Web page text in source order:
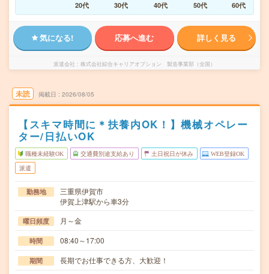
20代
30代 40代 50代 60代
気になる! 応募へ進む 詳しく見る
派遣会社 株式会社綜合キャリアオプション 製造事業部（全国）
未読 掲載日 2026/08/05
【スキマ時間に＊扶養内OK！】機械オペレー
ター/日払いOK
職種未経験OK 交通費別途支給あり 土日祝日が休み WEB登録OK
派遣
勤務地
三重県伊賀市
伊賀上津駅から車3分
曜日頻度 月～金
時間 08:40～17:00
期間 長期でお仕事できる方、大歓迎！